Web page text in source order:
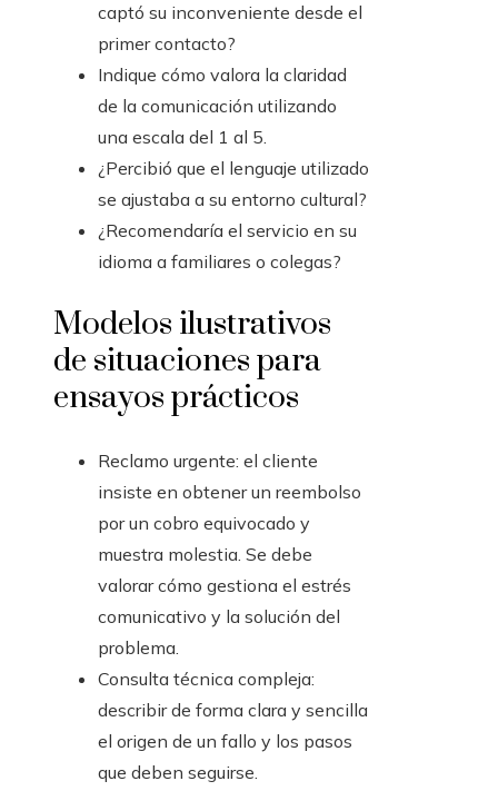
captó su inconveniente desde el
primer contacto?
Indique cómo valora la claridad
de la comunicación utilizando
una escala del 1 al 5.
¿Percibió que el lenguaje utilizado
se ajustaba a su entorno cultural?
¿Recomendaría el servicio en su
idioma a familiares o colegas?
Modelos ilustrativos
de situaciones para
ensayos prácticos
Reclamo urgente: el cliente
insiste en obtener un reembolso
por un cobro equivocado y
muestra molestia. Se debe
valorar cómo gestiona el estrés
comunicativo y la solución del
problema.
Consulta técnica compleja:
describir de forma clara y sencilla
el origen de un fallo y los pasos
que deben seguirse.